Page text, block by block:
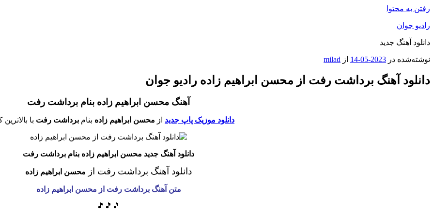
رفتن به محتوا
رادیو جوان
دانلود آهنگ جدید
نوشته‌شده در 2023-05-14 از milad
دانلود آهنگ برداشت رفت از محسن ابراهیم زاده رادیو جوان
آهنگ محسن ابراهیم زاده بنام برداشت رفت
دانلود موزیک پاپ جدید از محسن ابراهیم زاده بنام برداشت رفت با
دانلود آهنگ جدید محسن ابراهیم زاده بنام برداشت رفت
دانلود آهنگ برداشت رفت از محسن ابراهیم زاده
متن آهنگ برداشت رفت از محسن ابراهیم زاده
🎵🎵🎵